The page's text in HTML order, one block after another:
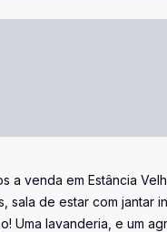
a venda em Estância
sala de estar com
Uma lavanderia, e um